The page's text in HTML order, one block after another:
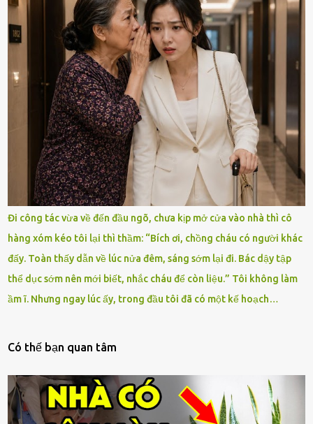
Đi công tác vừa về đến đầu ngõ, chưa kịp mở cửa vào nhà thì cô
hàng xóm kéo tôi lại thì thầm: “Bích ơi, chồng cháu có người khác
đấy. Toàn thấy dẫn về lúc nửa đêm, sáng sớm lại đi. Bác dậy tập
thể dục sớm nên mới biết, nhắc cháu để còn liệu.” Tôi không làm
ầm ĩ. Nhưng ngay lúc ấy, trong đầu tôi đã có một kế hoạch…
Có thế bạn quan tâm